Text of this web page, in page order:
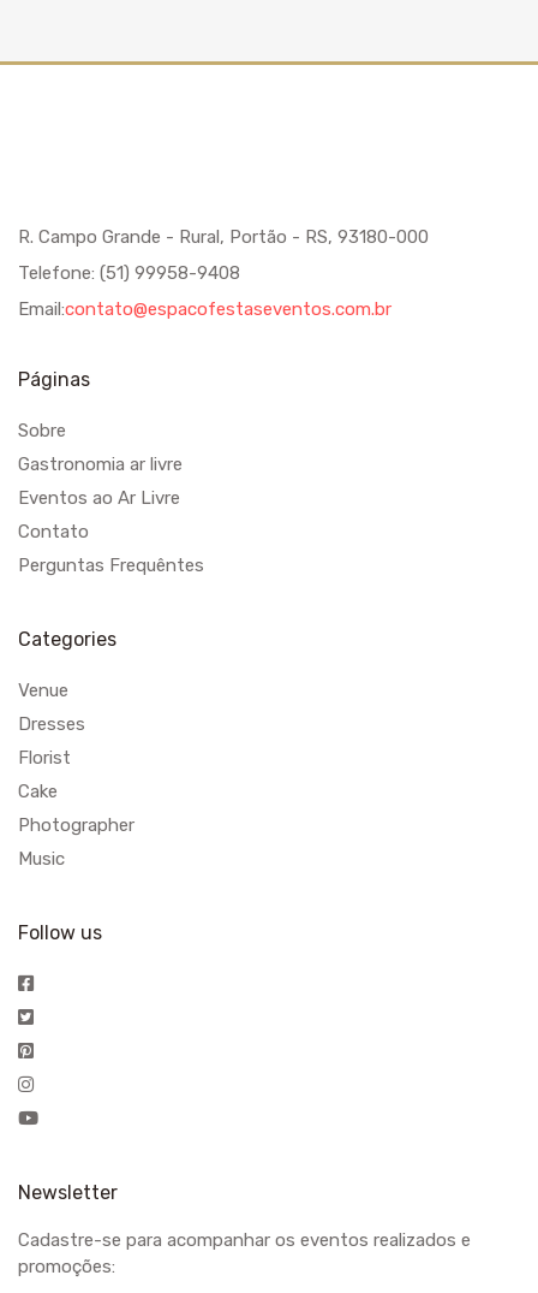
R. Campo Grande - Rural, Portão - RS, 93180-000
Telefone: (51) 99958-9408
Email:contato@espacofestaseventos.com.br
Páginas
Sobre
Gastronomia ar livre
Eventos ao Ar Livre
Contato
Perguntas Frequêntes
Categories
Venue
Dresses
Florist
Cake
Photographer
Music
Follow us
Newsletter
Cadastre-se para acompanhar os eventos realizados e
promoções: